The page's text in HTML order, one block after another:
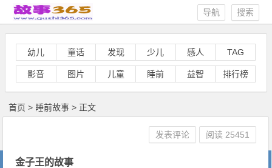
搜索
导航
幼儿 童话 发现 少儿 感人 TAG
影音 图片 儿童 睡前 益智 排行榜
首页 > 睡前故事 > 正文
金子王的故事
发表评论 阅读 25451